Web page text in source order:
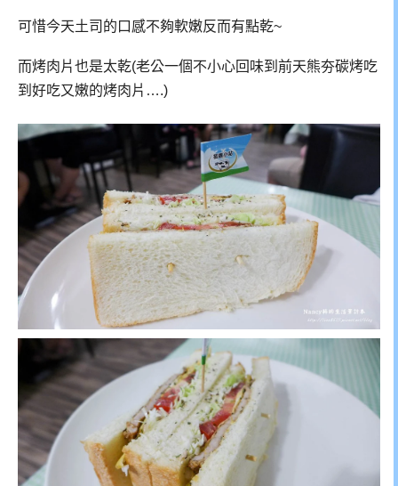
可惜今天土司的口感不夠軟嫩反而有點乾~
而烤肉片也是太乾(老公一個不小心回味到前天熊夯碳烤吃
到好吃又嫩的烤肉片….)